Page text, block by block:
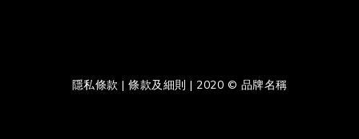
隱私條款 | 條款及細則 | 2020 © 品牌名稱